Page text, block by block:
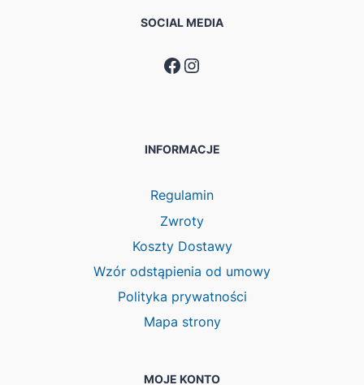
SOCIAL MEDIA
Facebook
Instagram
INFORMACJE
Regulamin
Zwroty
Koszty Dostawy
Wzór odstąpienia od umowy
Polityka prywatności
Mapa strony
MOJE KONTO